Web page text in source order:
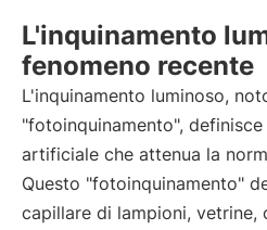
L'inquinamento
fenomeno recente
L'inquinamento luminoso,
"fotoinquinamento",
artificiale che attenua la
Questo "fotoinquinamento"
capillare di lampioni,